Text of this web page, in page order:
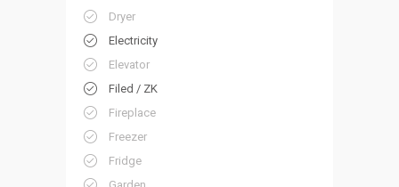
Dryer
Electricity
Elevator
Filed / ZK
Fireplace
Freezer
Fridge